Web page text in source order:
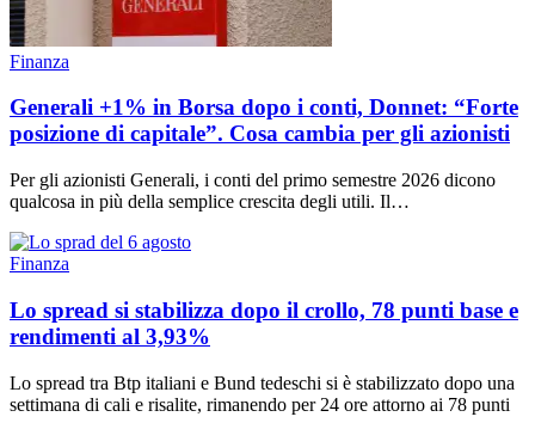
Finanza
Generali +1% in Borsa dopo i conti, Donnet: “Forte
posizione di capitale”. Cosa cambia per gli azionisti
Per gli azionisti Generali, i conti del primo semestre 2026 dicono
qualcosa in più della semplice crescita degli utili. Il…
Finanza
Lo spread si stabilizza dopo il crollo, 78 punti base e
rendimenti al 3,93%
Lo spread tra Btp italiani e Bund tedeschi si è stabilizzato dopo una
settimana di cali e risalite, rimanendo per 24 ore attorno ai 78 punti